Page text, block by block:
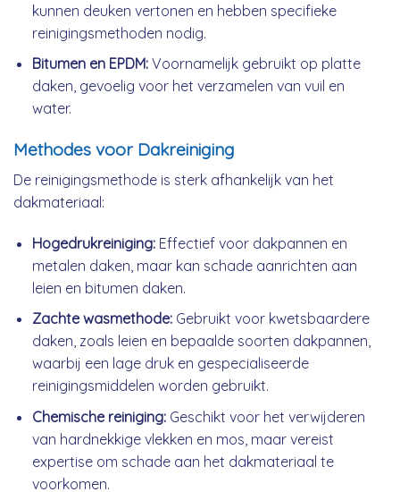
kunnen deuken vertonen en hebben specifieke
reinigingsmethoden nodig.
Bitumen en EPDM:Voornamelijk gebruikt op platte
daken, gevoelig voor het verzamelen van vuil en
water.
Methodes voor Dakreiniging
De reinigingsmethode is sterk afhankelijk van het
dakmateriaal:
Hogedrukreiniging:Effectief voor dakpannen en
metalen daken, maar kan schade aanrichten aan
leien en bitumen daken.
Zachte wasmethode:Gebruikt voor kwetsbaardere
daken, zoals leien en bepaalde soorten dakpannen,
waarbij een lage druk en gespecialiseerde
reinigingsmiddelen worden gebruikt.
Chemische reiniging:Geschikt voor het verwijderen
van hardnekkige vlekken en mos, maar vereist
expertise om schade aan het dakmateriaal te
voorkomen.